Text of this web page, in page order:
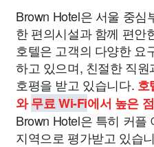
Brown Hotel은 서울 중
한 편의시설과 함께 편안
호텔은 고객의 다양한 요
하고 있으며, 친절한 직
호평을 받고 있습니다. 호
와무료 Wi-Fi에서 높은
Brown Hotel은 특히 커플
지역으로 평가받고 있습